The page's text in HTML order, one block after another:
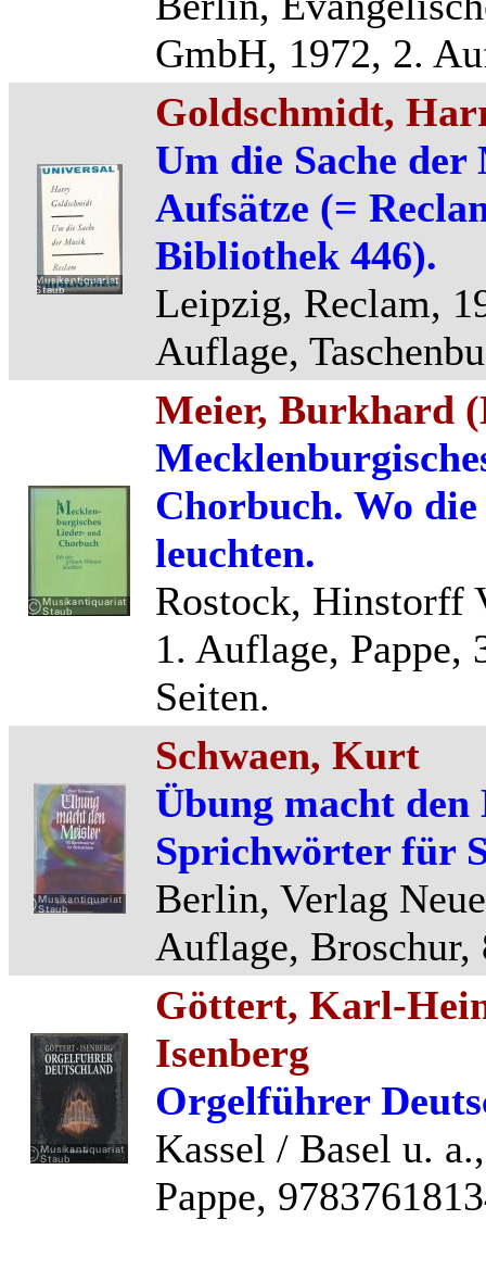
GmbH, 1972, 2.
Goldschmidt,
Um die Sache
Aufsätze (=
Bibliothek 446).
Leipzig, Reclam,
Auflage,
Meier, Burkhard
Chorbuch. Wo
leuchten.
Rostock, Hinstorff
1. Auflage, Pappe,
Seiten.
Schwaen, Kurt
Übung macht den
Sprichwörter für
Berlin, Verlag
Auflage, Broschur,
Göttert, Karl-
Isenberg
Orgelführer
Kassel / Basel u.
Pappe,